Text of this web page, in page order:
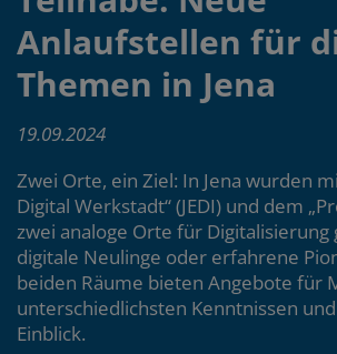
Anlaufstellen für
Themen in Jena
19.09.2024
Zwei Orte, ein Ziel: In Jena wurden
Digital Werkstadt“ (JEDI) und dem
zwei analoge Orte für Digitalisierung
digitale Neulinge oder erfahrene
beiden Räume bieten Angebote für
unterschiedlichsten Kenntnissen
Einblick.